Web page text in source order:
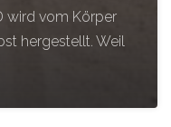
wird vom Körper
hergestellt. Weil